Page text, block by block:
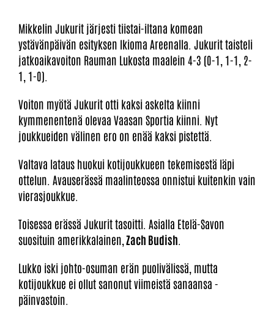
Mikkelin Jukurit järjesti tiistai-iltana komean
ystävänpäivän esityksen Ikioma Areenalla. Jukurit taisteli
jatkoaikavoiton Rauman Lukosta maalein 4-3 (0-1, 1-1, 2-
1, 1-0).
Voiton myötä Jukurit otti kaksi askelta kiinni
kymmenentenä olevaa Vaasan Sportia kiinni. Nyt
joukkueiden välinen ero on enää kaksi pistettä.
Valtava lataus huokui kotijoukkueen tekemisestä läpi
ottelun. Avauserässä maalinteossa onnistui kuitenkin vain
vierasjoukkue.
Toisessa erässä Jukurit tasoitti. Asialla Etelä-Savon
suosituin amerikkalainen, Zach Budish
Lukko iski johto-osuman erän puolivälissä, mutta
kotijoukkue ei ollut sanonut viimeistä sanaansa -
päinvastoin.